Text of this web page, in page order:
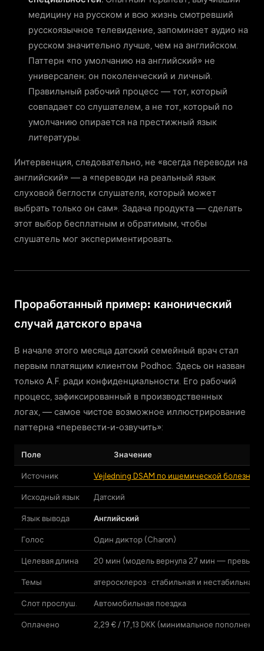
медицину на русском и всю жизнь смотревший
русскоязычное телевидение, запоминает аудио на
русском значительно лучше, чем на английском.
Паттерн «по умолчанию на английский» не
универсален; он поколенческий и личный.
Правильный рабочий процесс — тот, который
совпадает со слушателем, а не тот, который по
умолчанию опирается на престижный язык
литературы.
Интервенция, следовательно, не «всегда переводи на
английский» — а «переводи на реальный язык
слуховой беглости слушателя, который может
выбрать только он сам». Задача продукта — сделать
этот выбор бесплатным и обратимым, чтобы
слушатель мог экспериментировать.
Проработанный пример: канонический
случай датского врача
В начале этого месяца датский семейный врач стал
первым платящим клиентом Podhoc. Здесь он назван
только A.F. ради конфиденциальности. Его рабочий
процесс, зафиксированный в производственных
логах, — самое чистое возможное иллюстрирование
паттерна «перевести-и-озвучить»:
Поле Значение
Источник Vejledning DSAM по ишемической болезни
Исходный язык Датский
Язык вывода Английский
Голос Один диктор (Charon)
Целевая длина 20 мин (модель вернула 27 мин —
Темы атеросклероз · стабильная и нестабильная
Слот прослуш. Автомобильная поездка
Оплачено 2,29 € / 17,13 DKK (минимальное